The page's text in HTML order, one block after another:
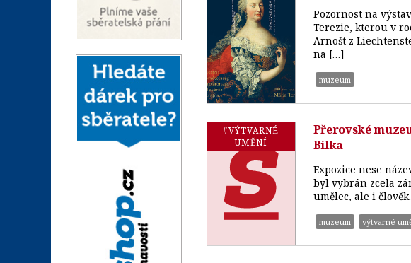
Pozornost na
Terezie, kterou v
Arnošt z
na […]
muzeum
#VÝTVARNÉ
UMĚNÍ
Přerovské
Bílka
Expozice nese
byl vybrán zcela
umělec, ale i
muzeum výtvarné